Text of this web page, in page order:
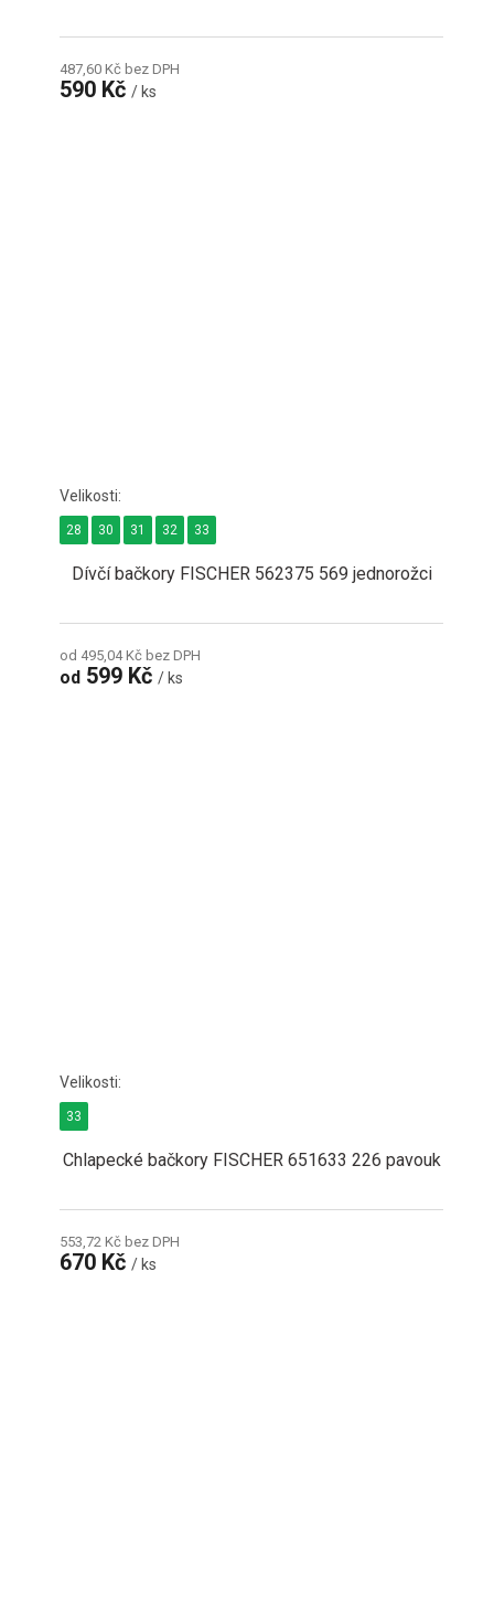
487,60 Kč bez DPH
590 Kč/ ks
Dívčí bačkory FISCHER 562375 569 jednorožci
od 495,04 Kč bez DPH
od 599 Kč/ ks
28 30 31 32 33
Chlapecké bačkory FISCHER 651633 226 pavouk
553,72 Kč bez DPH
670 Kč/ ks
33